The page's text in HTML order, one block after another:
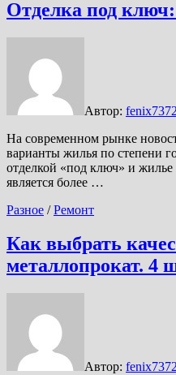
Отделка под
Автор: fenix737
На современном рынке
варианты жилья по степени
отделкой «под ключ» и жилье
является более …
Разное /Ремонт
Как выбрать
металлопрокат. 4
Автор: fenix737